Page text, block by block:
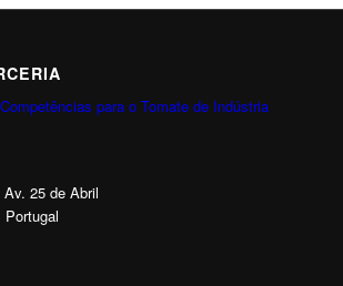
para o Tomate de Indústria
25 de Abril
Portugal